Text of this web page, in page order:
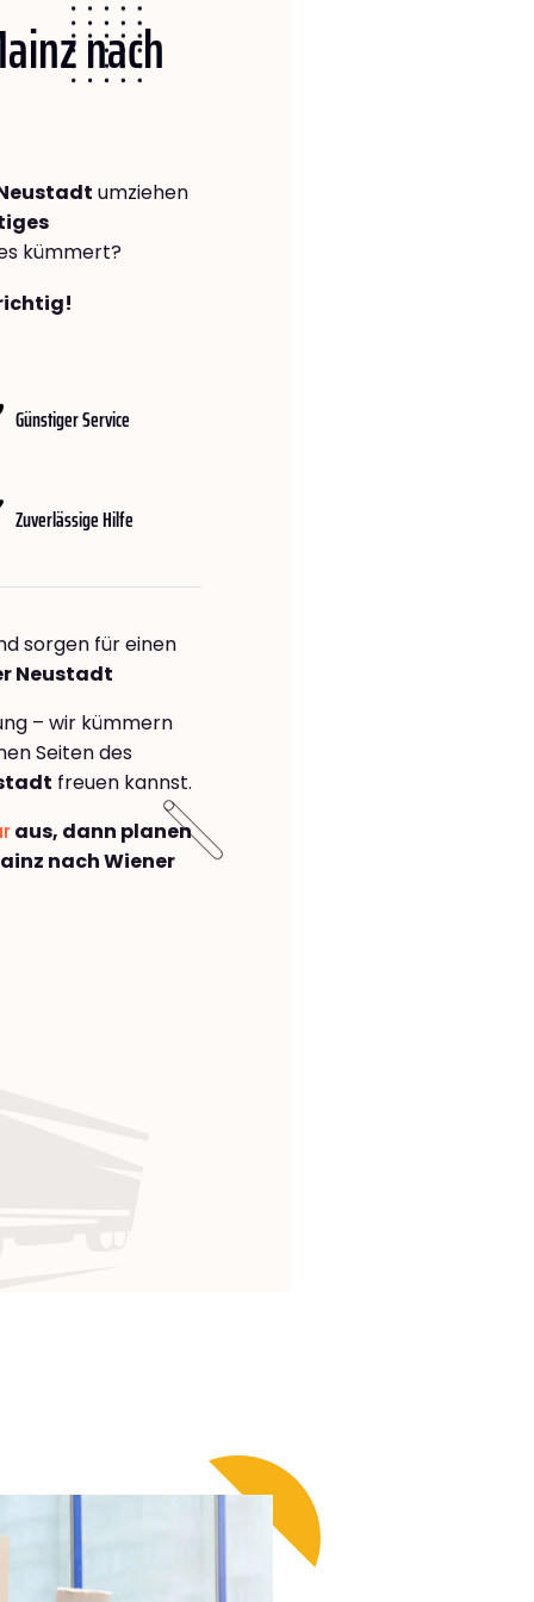
nach
umziehen
kümmert?
Günstiger Service
Zuverlässige Hilfe
sorgen für einen
Neustadt
– wir kümmern
Seiten des
freuen kannst.
aus, dann planen
nach Wiener